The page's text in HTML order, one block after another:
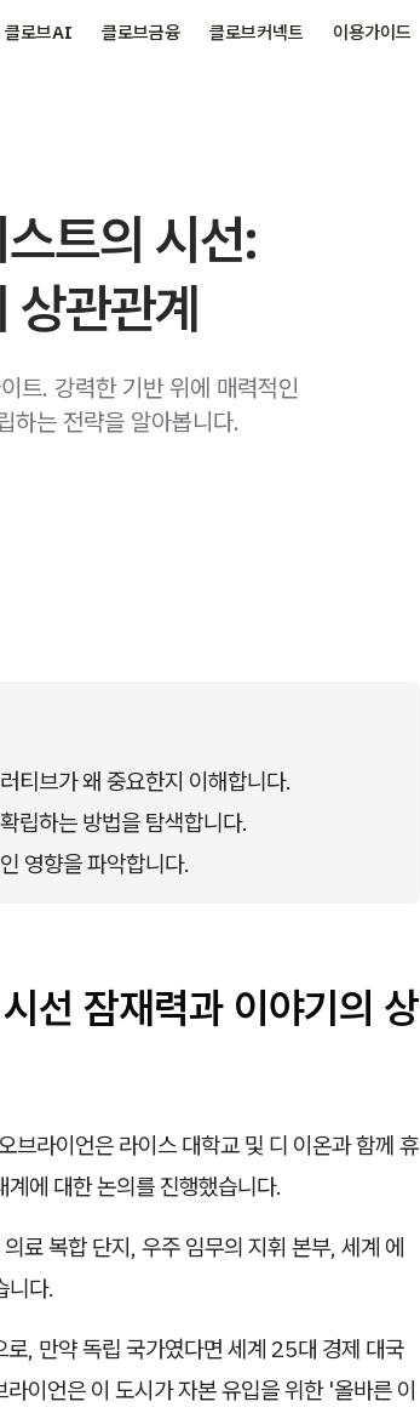
클로브AI 클로브금융 클로브커넥트 이용가이드
트의 시선:
상관관계
트. 강력한 기반 위에 매력적인
하는 전략을 알아봅니다.
티브가 왜 중요한지 이해합니다.
립하는 방법을 탐색합니다.
영향을 파악합니다.
선 잠재력과 이야기의 상
라이언은 라이스 대학교 및 디 이온과 함께 휴
에 대한 논의를 진행했습니다.
료 복합 단지, 우주 임무의 지휘 본부, 세계 에
니다.
, 만약 독립 국가였다면 세계 25대 경제 대국
이언은 이 도시가 자본 유입을 위한 '올바른 이